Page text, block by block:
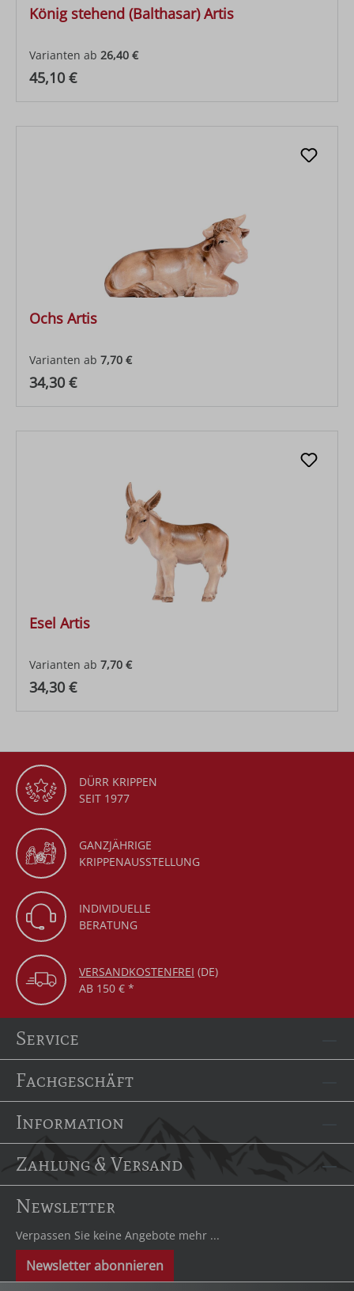
König stehend (Balthasar) Artis
Varianten ab 26,40 €
Regulärer Preis:
45,10 €
Ochs Artis
Varianten ab 7,70 €
Regulärer Preis:
34,30 €
Esel Artis
Varianten ab 7,70 €
Regulärer Preis:
34,30 €
DÜRR KRIPPEN
SEIT 1977
GANZJÄHRIGE
KRIPPENAUSSTELLUNG
INDIVIDUELLE
BERATUNG
VERSANDKOSTENFREI (DE)
AB 150 € *
Service
Fachgeschäft
Information
Zahlung & Versand
Newsletter
Verpassen Sie keine Angebote mehr ...
Newsletter abonnieren